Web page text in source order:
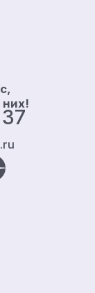
них!